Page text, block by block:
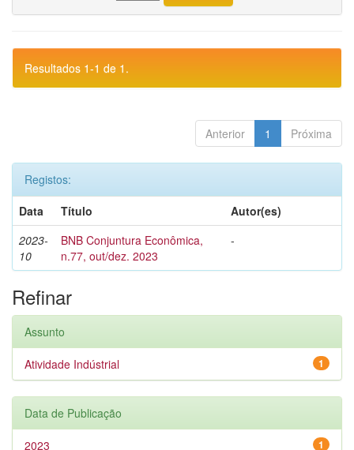
Resultados 1-1 de 1.
Anterior 1 Próxima
Registos:
Data
Título
Autor(es)
2023-
10
BNB Conjuntura Econômica,
n.77, out/dez. 2023
-
Refinar
Assunto
1
Atividade Indústrial
Data de Publicação
1
2023